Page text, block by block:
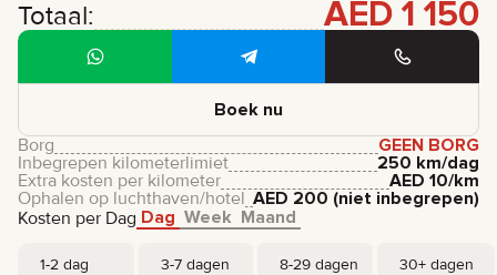
Totaal: AED 1 150
Boek nu
Kosten per Dag Dag Week Maand
1-2 dag 3-7 dagen 8-29 dagen 30+ dagen
Borg
GEEN BORG
Inbegrepen kilometerlimiet
250 km/dag
Extra kosten per kilometer
AED 10/km
Ophalen op luchthaven/hotel AED 200 (niet inbegrepen)